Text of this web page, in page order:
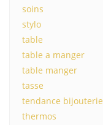
soins
stylo
table
table a manger
table manger
tasse
tendance bijouterie
thermos